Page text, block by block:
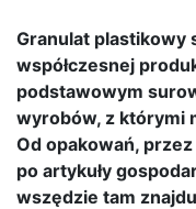
Granulat plastikowy
współczesnej
podstawowym
wyrobów, z którymi
Od opakowań,
po artykuły
wszędzie tam